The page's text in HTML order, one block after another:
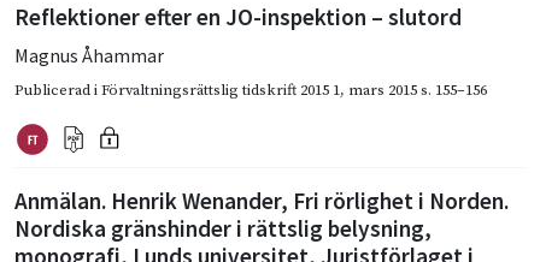
Reflektioner efter en JO-inspektion – slutord
Magnus Åhammar
Publicerad iFörvaltningsrättslig tidskrift 2015 1, mars 2015s. 155–156
Anmälan. Henrik Wenander, Fri rörlighet i Norden.
Nordiska gränshinder i rättslig belysning,
monografi, Lunds universitet, Juristförlaget i